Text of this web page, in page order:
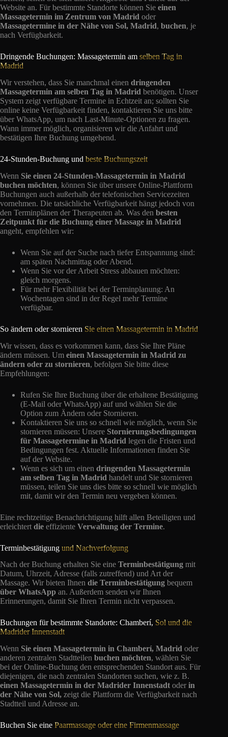
Website an. Für bestimmte Standorte können Sie einen
Massagetermin im Zentrum von Madrid oder
Massagetermine in der Nähe von Sol, Madrid, buchen, je
nach Verfügbarkeit.
Dringende Buchungen: Massagetermin am selben Tag in
Madrid
Wir verstehen, dass Sie manchmal einen dringenden
Massagetermin am selben Tag in Madrid benötigen. Unser
System zeigt verfügbare Termine in Echtzeit an; sollten Sie
online keine Verfügbarkeit finden, kontaktieren Sie uns bitte
über WhatsApp, um nach Last-Minute-Optionen zu fragen.
Wann immer möglich, organisieren wir die Anfahrt und
bestätigen Ihre Buchung umgehend.
24-Stunden-Buchung und beste Buchungszeit
Wenn Sie einen 24-Stunden-Massagetermin in Madrid
buchen möchten, können Sie über unsere Online-Plattform
Buchungen auch außerhalb der telefonischen Servicezeiten
vornehmen. Die tatsächliche Verfügbarkeit hängt jedoch von
den Terminplänen der Therapeuten ab. Was den besten
Zeitpunkt für die Buchung einer Massage in Madrid
angeht, empfehlen wir:
Wenn Sie auf der Suche nach tiefer Entspannung sind:
am späten Nachmittag oder Abend.
Wenn Sie vor der Arbeit Stress abbauen möchten:
gleich morgens.
Für mehr Flexibilität bei der Terminplanung: An
Wochentagen sind in der Regel mehr Termine
verfügbar.
So ändern oder stornieren Sie einen Massagetermin in Madrid
Wir wissen, dass es vorkommen kann, dass Sie Ihre Pläne
ändern müssen. Um einen Massagetermin in Madrid zu
ändern oder zu stornieren, befolgen Sie bitte diese
Empfehlungen:
Rufen Sie Ihre Buchung über die erhaltene Bestätigung
(E-Mail oder WhatsApp) auf und wählen Sie die
Option zum Ändern oder Stornieren.
Kontaktieren Sie uns so schnell wie möglich, wenn Sie
stornieren müssen: Unsere Stornierungsbedingungen
für Massagetermine in Madrid legen die Fristen und
Bedingungen fest. Aktuelle Informationen finden Sie
auf der Website.
Wenn es sich um einen dringenden Massagetermin
am selben Tag in Madrid handelt und Sie stornieren
müssen, teilen Sie uns dies bitte so schnell wie möglich
mit, damit wir den Termin neu vergeben können.
Eine rechtzeitige Benachrichtigung hilft allen Beteiligten und
erleichtert die effiziente Verwaltung der Termine.
Terminbestätigung und Nachverfolgung
Nach der Buchung erhalten Sie eine Terminbestätigung mit
Datum, Uhrzeit, Adresse (falls zutreffend) und Art der
Massage. Wir bieten Ihnen die Terminbestätigung bequem
über WhatsApp an. Außerdem senden wir Ihnen
Erinnerungen, damit Sie Ihren Termin nicht verpassen.
Buchungen für bestimmte Standorte: Chamberí, Sol und die
Madrider Innenstadt
Wenn Sie einen Massagetermin in Chamberí, Madrid oder
anderen zentralen Stadtteilen buchen möchten, wählen Sie
bei der Online-Buchung den entsprechenden Standort aus. Für
diejenigen, die nach zentralen Standorten suchen, wie z. B.
einen Massagetermin in der Madrider Innenstadt oder in
der Nähe von Sol, zeigt die Plattform die Verfügbarkeit nach
Stadtteil und Adresse an.
Buchen Sie eine Paarmassage oder eine Firmenmassage